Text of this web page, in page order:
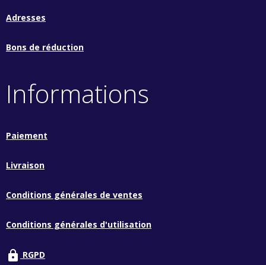
Adresses
Bons de réduction
Informations
Paiement
Livraison
Conditions générales de ventes
Conditions générales d'utilisation
lock RGPD